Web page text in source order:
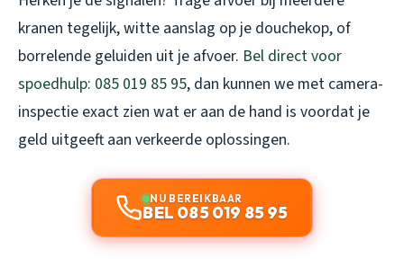
kranen tegelijk, witte aanslag op je douchekop, of
borrelende geluiden uit je afvoer. Bel direct voor
spoedhulp: 085 019 85 95, dan kunnen we met camera-
inspectie exact zien wat er aan de hand is voordat je
geld uitgeeft aan verkeerde oplossingen.
NU BEREIKBAAR
BEL 085 019 85 95